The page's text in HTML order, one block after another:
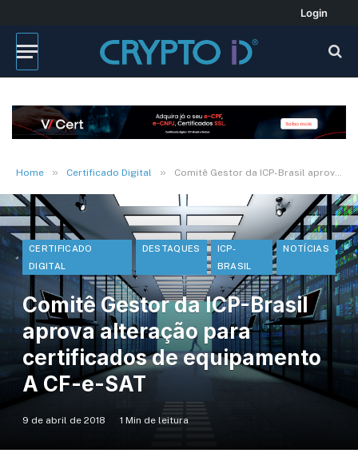
Login
Home » Certificado Digital » Comitê Gestor da ICP-Brasil aprova alteração para certificados de equipamento A CF-e-SAT
CERTIFICADO
DIGITAL
DESTAQUES
ICP-
BRASIL
NOTÍCIAS
Comitê Gestor da ICP-Brasil
aprova alteração para
certificados de equipamento
A CF-e-SAT
9 de abril de 2018 1 Min de leitura